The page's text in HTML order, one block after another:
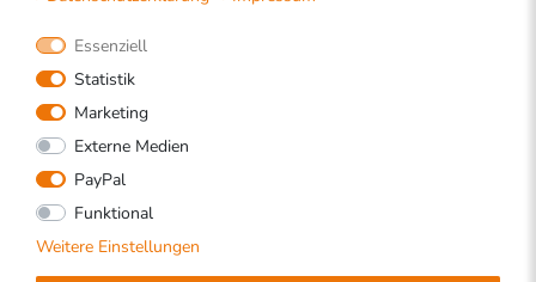
Essenziell
Statistik
Marketing
Externe Medien
PayPal
Funktional
Weitere Einstellungen